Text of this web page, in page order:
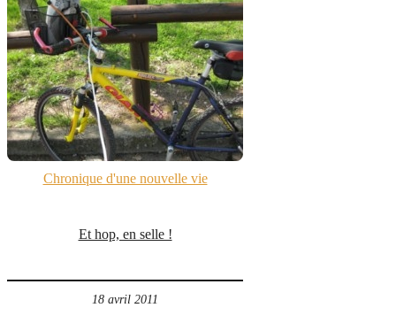
Chronique d'une nouvelle vie
Et hop, en selle !
18 avril 2011